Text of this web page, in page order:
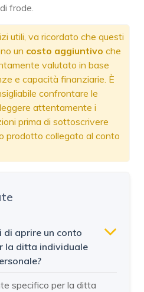
frode.
utili, va ricordato che questi
un costo aggiuntivo che
valutato in base
e capacità finanziarie. È
confrontare le
attentamente i
prima di sottoscrivere
prodotto collegato al conto
di aprire un conto
la ditta individuale
specifico per la ditta